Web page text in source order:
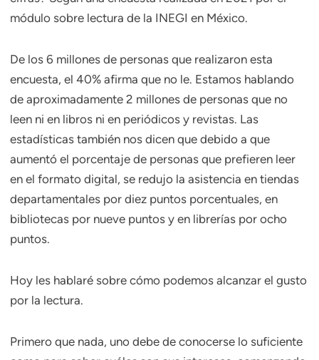
módulo sobre lectura de la INEGI en México.
De los 6 millones de personas que realizaron esta
encuesta, el 40% afirma que no le. Estamos hablando
de aproximadamente 2 millones de personas que no
leen ni en libros ni en periódicos y revistas. Las
estadísticas también nos dicen que debido a que
aumentó el porcentaje de personas que prefieren leer
en el formato digital, se redujo la asistencia en tiendas
departamentales por diez puntos porcentuales, en
bibliotecas por nueve puntos y en librerías por ocho
puntos.
Hoy les hablaré sobre cómo podemos alcanzar el gusto
por la lectura.
Primero que nada, uno debe de conocerse lo suficiente